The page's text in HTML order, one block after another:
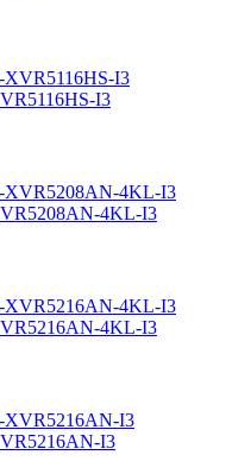
I3
4KL-I3
4KL-I3
I3